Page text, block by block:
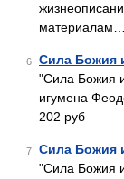
6 Сила Божия
"Сила Божия
игумена
202 руб
7 Сила Божия
"Сила Божия